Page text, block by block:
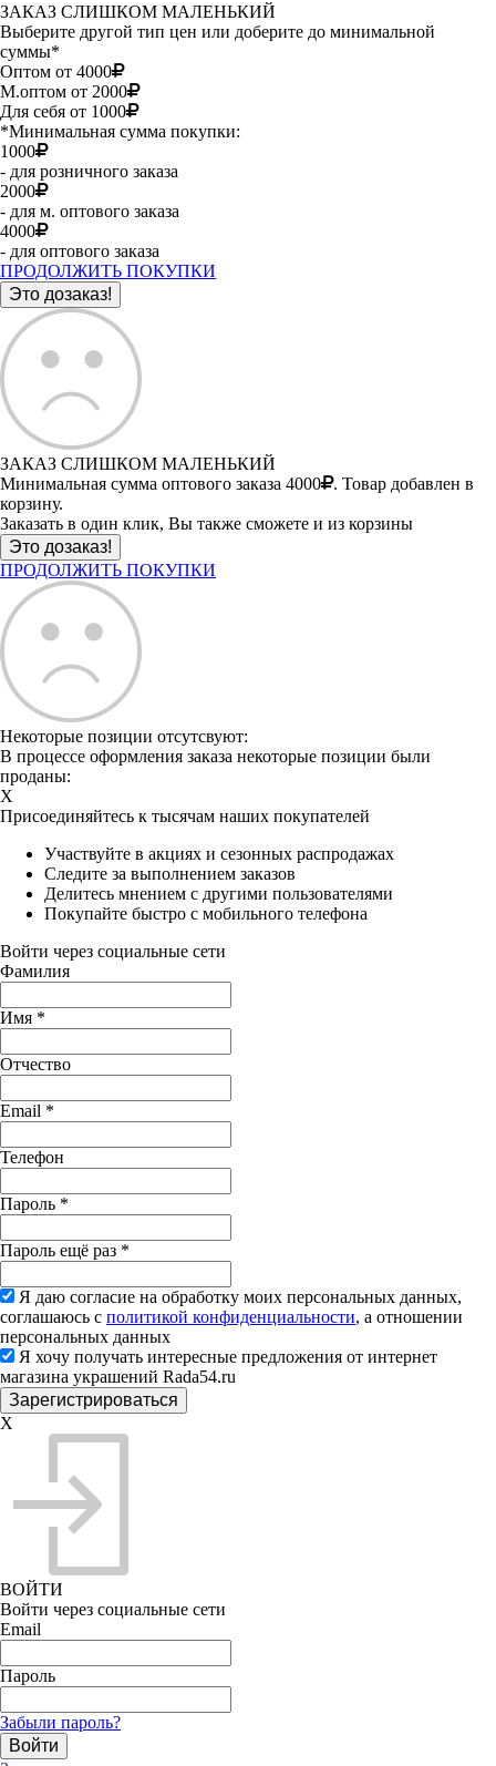
ЗАКАЗ СЛИШКОМ МАЛЕНЬКИЙ
Выберите другой тип цен или доберите до минимальной
суммы*
Оптом от 4000
М.оптом от 2000
Для себя от 1000
*Минимальная сумма покупки:
1000
- для розничного заказа
2000
- для м. оптового заказа
4000
- для оптового заказа
ПРОДОЛЖИТЬ ПОКУПКИ
ЗАКАЗ СЛИШКОМ МАЛЕНЬКИЙ
Минимальная сумма оптового заказа 4000
. Товар добавлен в
корзину.
Заказать в один клик, Вы также сможете и из корзины
ПРОДОЛЖИТЬ ПОКУПКИ
Некоторые позиции отсутсвуют:
В процессе оформления заказа некоторые позиции были
проданы:
X
Присоединяйтесь к тысячам наших покупателей
Участвуйте в акциях и сезонных распродажах
Следите за выполнением заказов
Делитесь мнением с другими пользователями
Покупайте быстро с мобильного телефона
Войти через социальные сети
Фамилия
Имя *
Отчество
Email *
Телефон
Пароль *
Пароль ещё раз *
Я даю согласие на обработку моих персональных данных,
соглашаюсь с политикой конфиденциальности, а отношении
персональных данных
Я хочу получать интересные предложения от интернет
магазина украшений Rada54.ru
X
ВОЙТИ
Войти через социальные сети
Email
Пароль
Забыли пароль?